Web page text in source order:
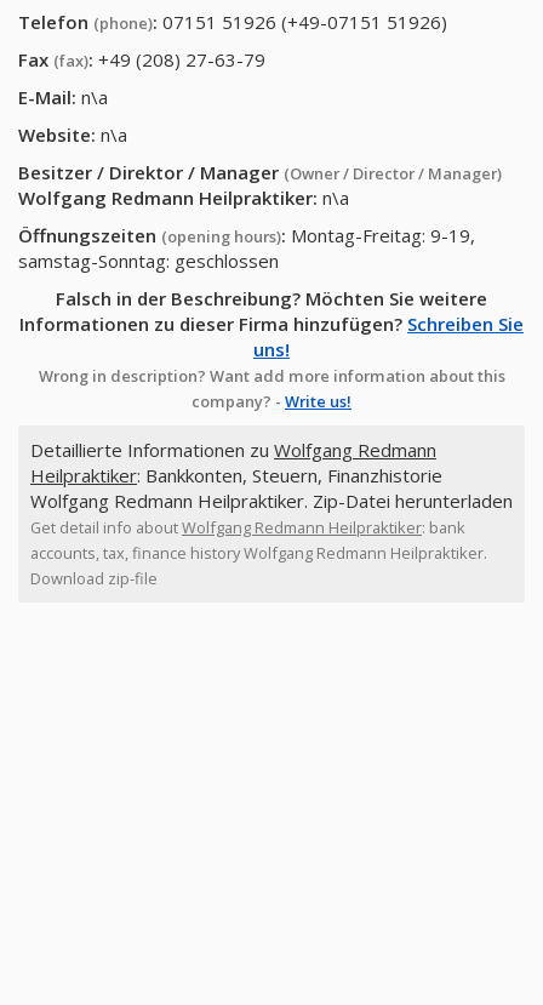
Telefon (phone): 07151 51926 (+49-07151 51926)
Fax (fax): +49 (208) 27-63-79
E-Mail: n\a
Website: n\a
Besitzer / Direktor / Manager (Owner / Director / Manager)
Wolfgang Redmann Heilpraktiker: n\a
Öffnungszeiten (opening hours): Montag-Freitag: 9-19,
samstag-Sonntag: geschlossen
Falsch in der Beschreibung? Möchten Sie weitere
Informationen zu dieser Firma hinzufügen? Schreiben Sie
uns!
Wrong in description? Want add more information about this
company? - Write us!
Detaillierte Informationen zu Wolfgang Redmann
Heilpraktiker: Bankkonten, Steuern, Finanzhistorie
Wolfgang Redmann Heilpraktiker. Zip-Datei herunterladen
Get detail info aboutWolfgang Redmann Heilpraktiker: bank
accounts, tax, finance history Wolfgang Redmann Heilpraktiker.
Download zip-file